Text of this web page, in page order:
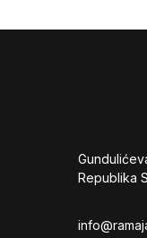
Republika